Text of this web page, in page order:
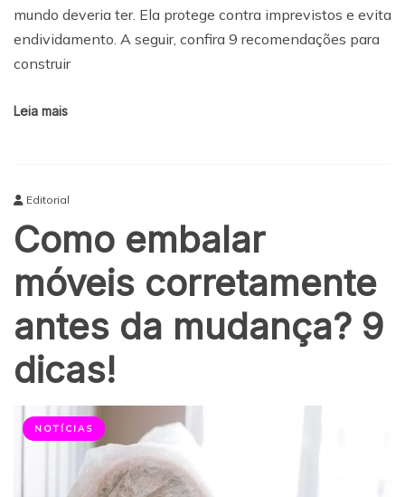
mundo deveria ter. Ela protege contra imprevistos e evita
endividamento. A seguir, confira 9 recomendações para
construir
Leia mais
Editorial
Como embalar
móveis corretamente
antes da mudança? 9
dicas!
NOTÍCIAS